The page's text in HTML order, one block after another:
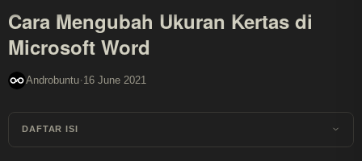
Cara Mengubah Ukuran Kertas di
Microsoft Word
Androbuntu·16 June 2021
DAFTAR ISI